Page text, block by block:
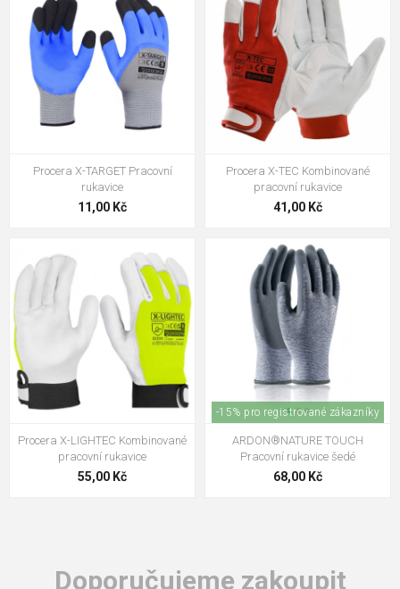
Procera X-TARGET Pracovní
rukavice
11,00 Kč
Procera X-TEC Kombinované
pracovní rukavice
41,00 Kč
Procera X-LIGHTEC Kombinované
pracovní rukavice
55,00 Kč
-15% pro registrované zákazníky
ARDON®NATURE TOUCH
Pracovní rukavice šedé
68,00 Kč
Doporučujeme zakoupit